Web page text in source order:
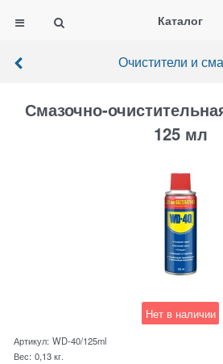
Каталог
Очистители и
Смазочно-
125 мл
Нет в наличии
Артикул: WD-40/125ml
Вес: 0,13кг.